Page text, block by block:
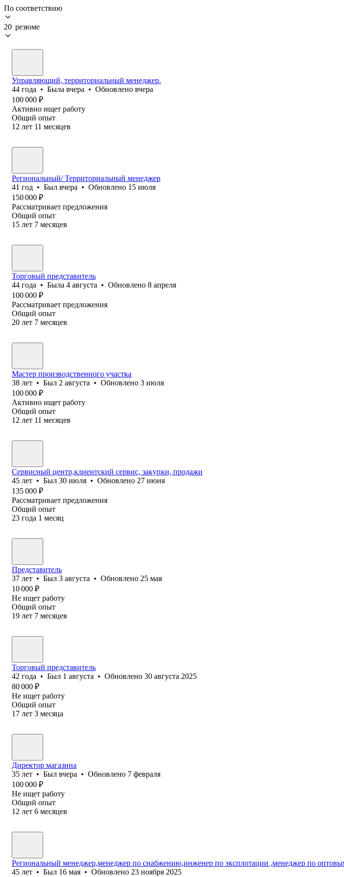
По соответствию
20 резюме
Управляющий, территориальный менеджер.
44 года • Была вчера • Обновлено вчера
100 000 ₽
Активно ищет работу
Общий опыт
12 лет 11 месяцев
Региональный/ Территориальный менеджер
41 год • Был вчера • Обновлено 15 июля
150 000 ₽
Рассматривает предложения
Общий опыт
15 лет 7 месяцев
Торговый представитель
44 года • Была 4 августа • Обновлено 8 апреля
100 000 ₽
Рассматривает предложения
Общий опыт
20 лет 7 месяцев
Мастер производственного участка
38 лет • Был 2 августа • Обновлено 3 июля
100 000 ₽
Активно ищет работу
Общий опыт
12 лет 11 месяцев
Сервисный центр,клиентский сервис, закупки, продажи
45 лет • Был 30 июля • Обновлено 27 июня
135 000 ₽
Рассматривает предложения
Общий опыт
23 года 1 месяц
Представитель
37 лет • Был 3 августа • Обновлено 25 мая
10 000 ₽
Не ищет работу
Общий опыт
19 лет 7 месяцев
Торговый представитель
42 года • Был 1 августа • Обновлено 30 августа 2025
80 000 ₽
Не ищет работу
Общий опыт
17 лет 3 месяца
Директор магазина
35 лет • Был вчера • Обновлено 7 февраля
100 000 ₽
Не ищет работу
Общий опыт
12 лет 6 месяцев
Региональный менеджер,менеджер по снабжению,инженер по эксплотации ,менеджер по
45 лет • Был 16 мая • Обновлено 23 ноября 2025